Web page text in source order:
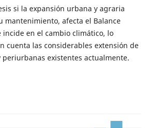
si la expansión urbana y agraria
mantenimiento, afecta el Balance
incide en el cambio climático, lo
cuenta las considerables extensión de
periurbanas existentes actualmente.